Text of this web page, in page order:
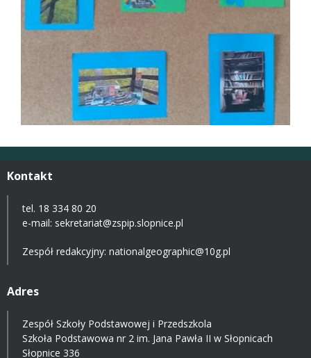
Kontakt
tel. 18 334 80 20
e-mail: sekretariat@zspip.slopnice.pl
Zespół redakcyjny: nationalgeographic@10g.pl
Adres
Zespół Szkoły Podstawowej i Przedszkola
Szkoła Podstawowa nr 2 im. Jana Pawła II w Słopnicach
Słopnice 336